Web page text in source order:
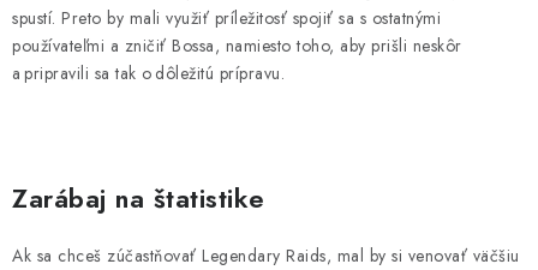
spustí. Preto by mali využiť príležitosť spojiť sa s ostatnými
používateľmi a zničiť Bossa, namiesto toho, aby prišli neskôr
a pripravili sa tak o dôležitú prípravu.
Zarábaj na štatistike
Ak sa chceš zúčastňovať Legendary Raids, mal by si venovať väčšiu